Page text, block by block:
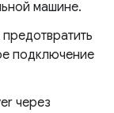
машине.
подключение
через